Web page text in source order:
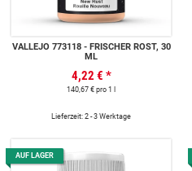
VALLEJO 773118 - FRISCHER ROST, 30
ML
4,22 € *
140,67 € pro 1 l
Lieferzeit: 2 - 3 Werktage
AUF LAGER